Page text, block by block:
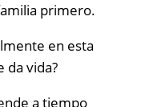
primero.
en esta
da vida?
a tiempo